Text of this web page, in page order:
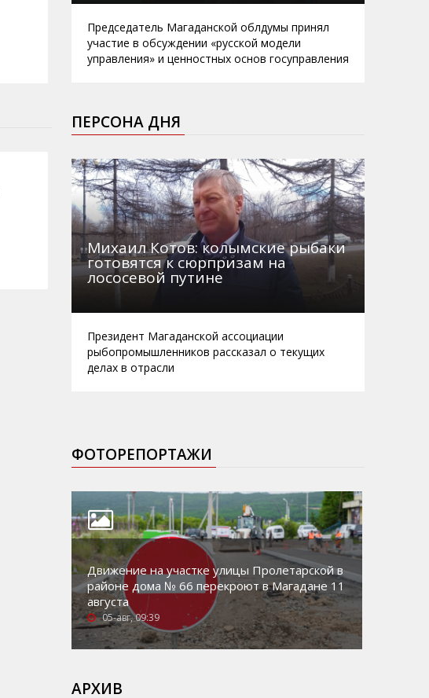
Председатель Магаданской облдумы принял
участие в обсуждении «русской модели
управления» и ценностных основ госуправления
ПЕРСОНА ДНЯ
Михаил Котов: колымские рыбаки
готовятся к сюрпризам на
лососевой путине
Президент Магаданской ассоциации
рыбопромышленников рассказал о текущих
делах в отрасли
ФОТОРЕПОРТАЖИ
Движение на участке улицы Пролетарской в
районе дома № 66 перекроют в Магадане 11
августа
05-авг, 09:39
АРХИВ